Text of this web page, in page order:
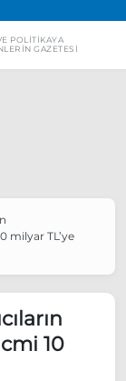
POLITIKAYA
GAZETESI
edecek
aldı
milyar TL’ye
10